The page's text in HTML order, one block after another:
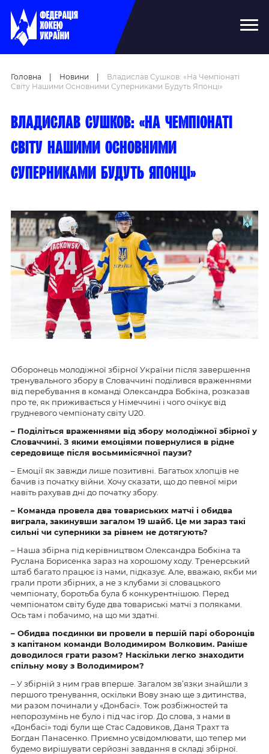
Головна Новини
Владислав Сушков: «На Чемпіонаті
Світу Нашими Основними Суперниками Будуть Японці»
Владислав Сушков: «На чемпіонаті
світу нашими основними
суперниками будуть японці»
Оборонець молодіжної збірної України після завершення
тренувального збору в Словаччині поділився враженнями
від перебування в команді Олександра Бобкіна, розказав
про те, як приживається у Німеччині і чого очікує від
грудневого чемпіонату світу U20.
– Поділіться враженнями від збору молодіжної збірної у
Словаччині. З якими емоціями повернулися в рідне
середовище після восьмимісячної паузи?
– Емоції як завжди лише позитивні. Багатьох хлопців не
бачив із початку війни. Хочу сказати, що до певної міри
навіть рахував дні до початку збору.
– Команда провела два товариських матчі і обидва
виграла, закинувши загалом 19 шайб. Це ми зараз такі
сильні чи суперники за рівнем не дотягують?
– Наша збірна під керівництвом Олександра Бобкіна та
Руслана Борисенка зараз на хорошому ходу. Тренерський
штаб багато працює із нами, підказує. Але, вважаю, якби ми
грали проти збірних, а не з клубами зі словацького
чемпіонату, боротьба була б конкурентнішою. Перед
чемпіонатом світу буде два товариські матчі з поляками.
Ось там і побачимо, на що ми здатні.
– Обидва поєдинки ви провели в першій парі оборонців
з капітаном команди Володимиром Волковим. Раніше
доводилося грати разом? Наскільки легко знаходити
спільну мову з Володимиром?
– У збірній з ним грав вперше. Загалом зв’язки знайшли з
першого тренування, оскільки Вову знаю ще з дитинства,
ми разом починали у «Донбасі». Тож розбіжностей та
непорозумінь не було і під час ігор. До слова, з нами в
«Донбасі» тоді були ще Стас Садовиков, Даня Трахт та
Богдан Панасенко. Приємно усвідомлювати, що тепер ми
будемо вирішувати серйозні завдання в складі збірної.